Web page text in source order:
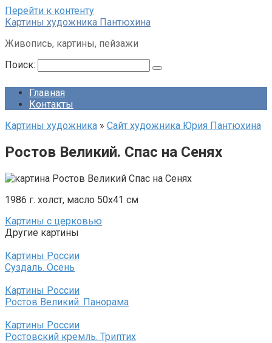
Перейти к контенту
Картины художника Пантюхина
Живопись, картины, пейзажи
Поиск:
Главная
Контакты
Картины художника » Сайт художника Юрия Пантюхина
Ростов Великий. Спас на Сенях
1986 г. холст, масло 50х41 см
Картины с церковью
Другие картины
Картины России
Суздаль. Осень
Картины России
Ростов Великий. Панорама
Картины России
Ростовский кремль. Триптих